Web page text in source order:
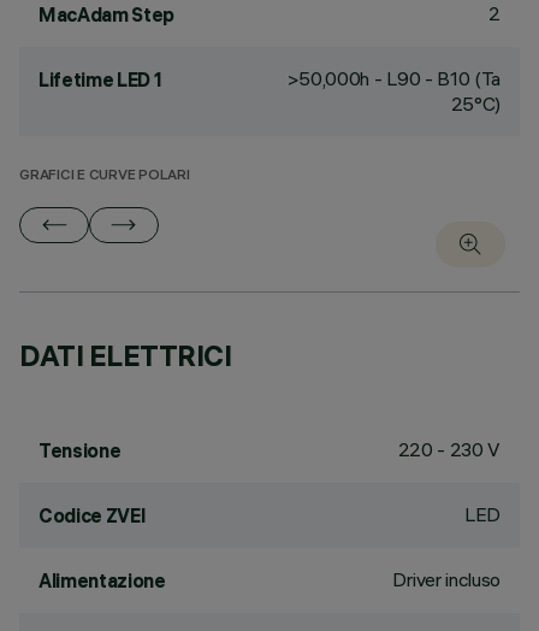
MacAdam Step 2
Lifetime LED 1
>50,000h - L90 - B10 (Ta
25°C)
GRAFICI E CURVE POLARI
DATI ELETTRICI
Tensione 220 - 230 V
Codice ZVEI LED
Alimentazione Driver incluso